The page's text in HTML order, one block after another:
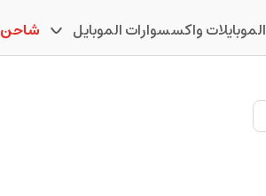
الموبايلات واكسسوارات الموبايل شاحن